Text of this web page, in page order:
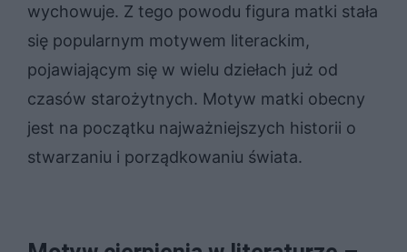
wychowuje. Z tego powodu figura matki stała
się popularnym motywem literackim,
pojawiającym się w wielu dziełach już od
czasów starożytnych. Motyw matki obecny
jest na początku najważniejszych historii o
stwarzaniu i porządkowaniu świata.